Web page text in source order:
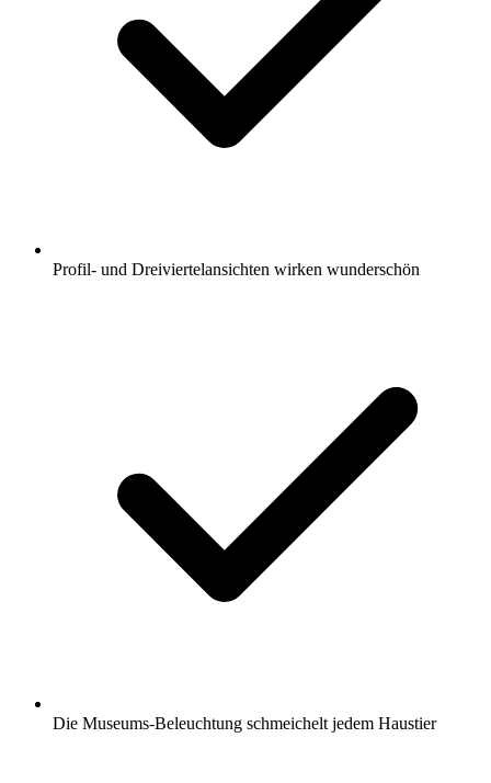
Profil- und Dreiviertelansichten wirken wunderschön
Die Museums-Beleuchtung schmeichelt jedem Haustier